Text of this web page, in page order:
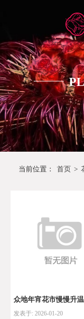
当前位置： 首页 >
众地年宵花市慢慢升
显示 “线上
发表于: 2026-01-20